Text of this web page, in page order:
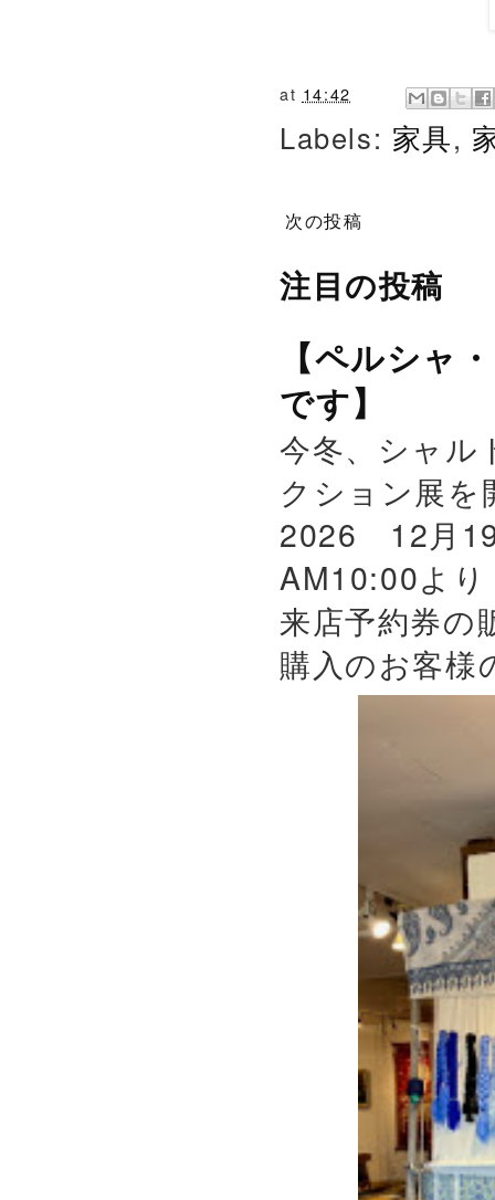
at 14:42
Labels: 家具,
次の投稿
注目の投稿
【ペルシャ
です】
今冬、シャル
クション展
2026 12月19
AM10:00よ
来店予約券の
購入のお客様